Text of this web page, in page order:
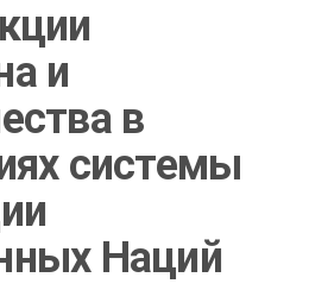
и
в
системы
Наций